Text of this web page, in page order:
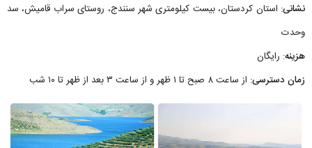
نشانی: استان کردستان، بیست کیلومتری شهر سنندج، روستای سراب قامیش، سد
وحدت
هزینه: رایگان
زمان دسترسی: از ساعت ۸ صبح تا ۱ ظهر و از ساعت ۳ بعد از ظهر تا ۱۰ شب